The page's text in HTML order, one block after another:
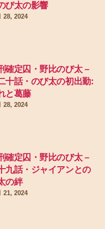
び太の影響
28, 2024
確定囚・野比のび太 –
十話・のび太の初出勤:
と葛藤
28, 2024
確定囚・野比のび太 –
九話・ジャイアンとの
の絆
21, 2024